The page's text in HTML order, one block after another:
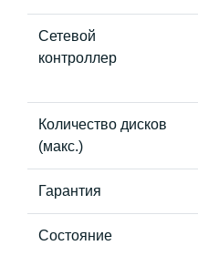
Сетевой
контроллер
Количество дисков
(макс.)
Гарантия
Состояние